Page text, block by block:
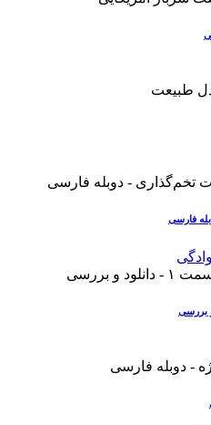
فارسی